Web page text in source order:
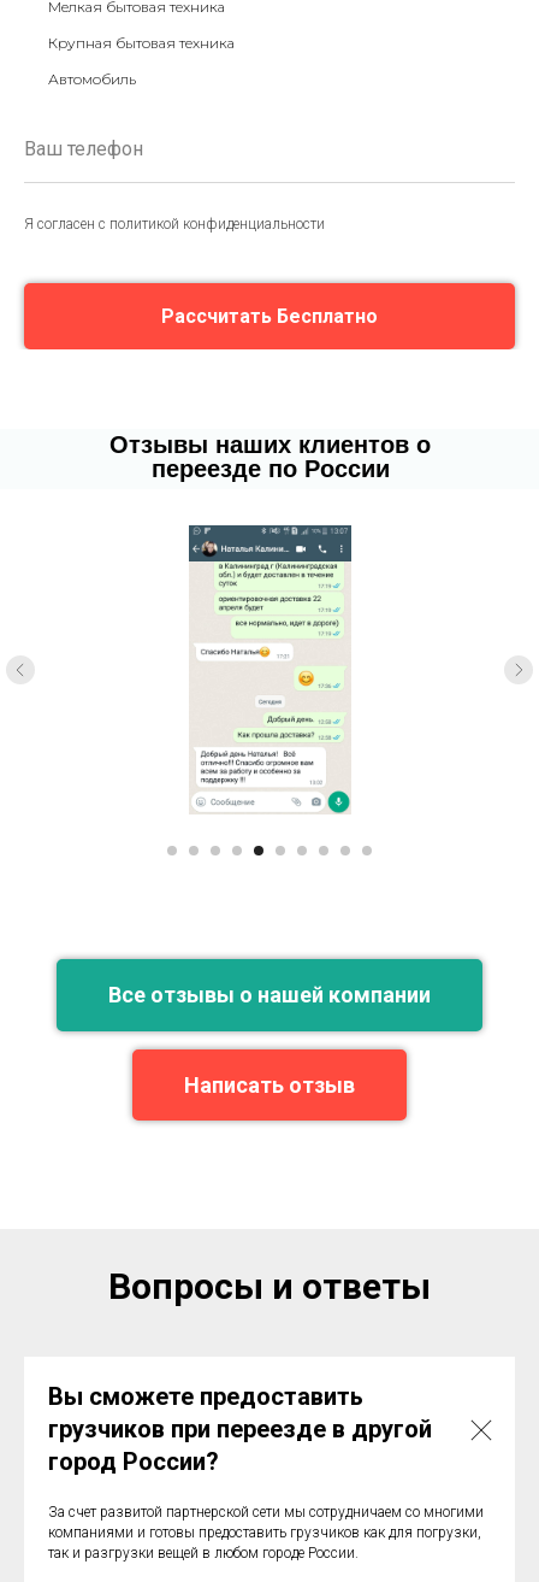
Мелкая бытовая техника
Крупная бытовая техника
Автомобиль
Я согласен с политикой конфиденциальности
Рассчитать Бесплатно
Отзывы наших клиентов о
переезде по России
Все отзывы о нашей компании
Написать отзыв
Вопросы и ответы
Вы сможете предоставить
грузчиков при переезде в другой
город России?
За счет развитой партнерской сети мы сотрудничаем со многими
компаниями и готовы предоставить грузчиков как для погрузки,
так и разгрузки вещей в любом городе России.